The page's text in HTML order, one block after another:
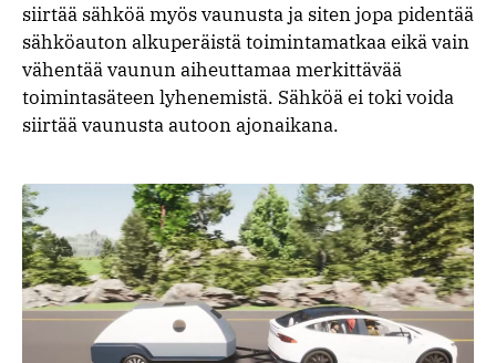
siirtää sähköä myös vaunusta ja siten jopa pidentää
sähköauton alkuperäistä toimintamatkaa eikä vain
vähentää vaunun aiheuttamaa merkittävää
toimintasäteen lyhenemistä. Sähköä ei toki voida
siirtää vaunusta autoon ajonaikana.